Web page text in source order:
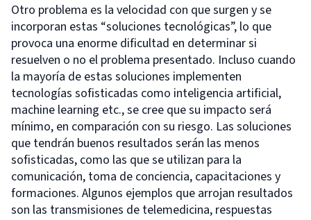
Otro problema es la velocidad con que surgen y se
incorporan estas “soluciones tecnológicas”, lo que
provoca una enorme dificultad en determinar si
resuelven o no el problema presentado. Incluso cuando
la mayoría de estas soluciones implementen
tecnologías sofisticadas como inteligencia artificial,
machine learning etc., se cree que su impacto será
mínimo, en comparación con su riesgo. Las soluciones
que tendrán buenos resultados serán las menos
sofisticadas, como las que se utilizan para la
comunicación, toma de conciencia, capacitaciones y
formaciones. Algunos ejemplos que arrojan resultados
son las transmisiones de telemedicina, respuestas